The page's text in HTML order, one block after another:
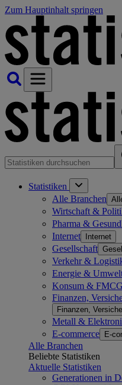
Zum Hauptinhalt springen
Statistiken
Alle Branchen
Wirtschaft &
Pharma &
Internet Internet
Gesellschaft
Verkehr &
Energie &
Konsum & FMCG
Finanzen,
Finanzen,
Metall &
E-commerce E-
Alle Branchen
Beliebte Statistiken
Aktuelle Statistiken
Generationen in